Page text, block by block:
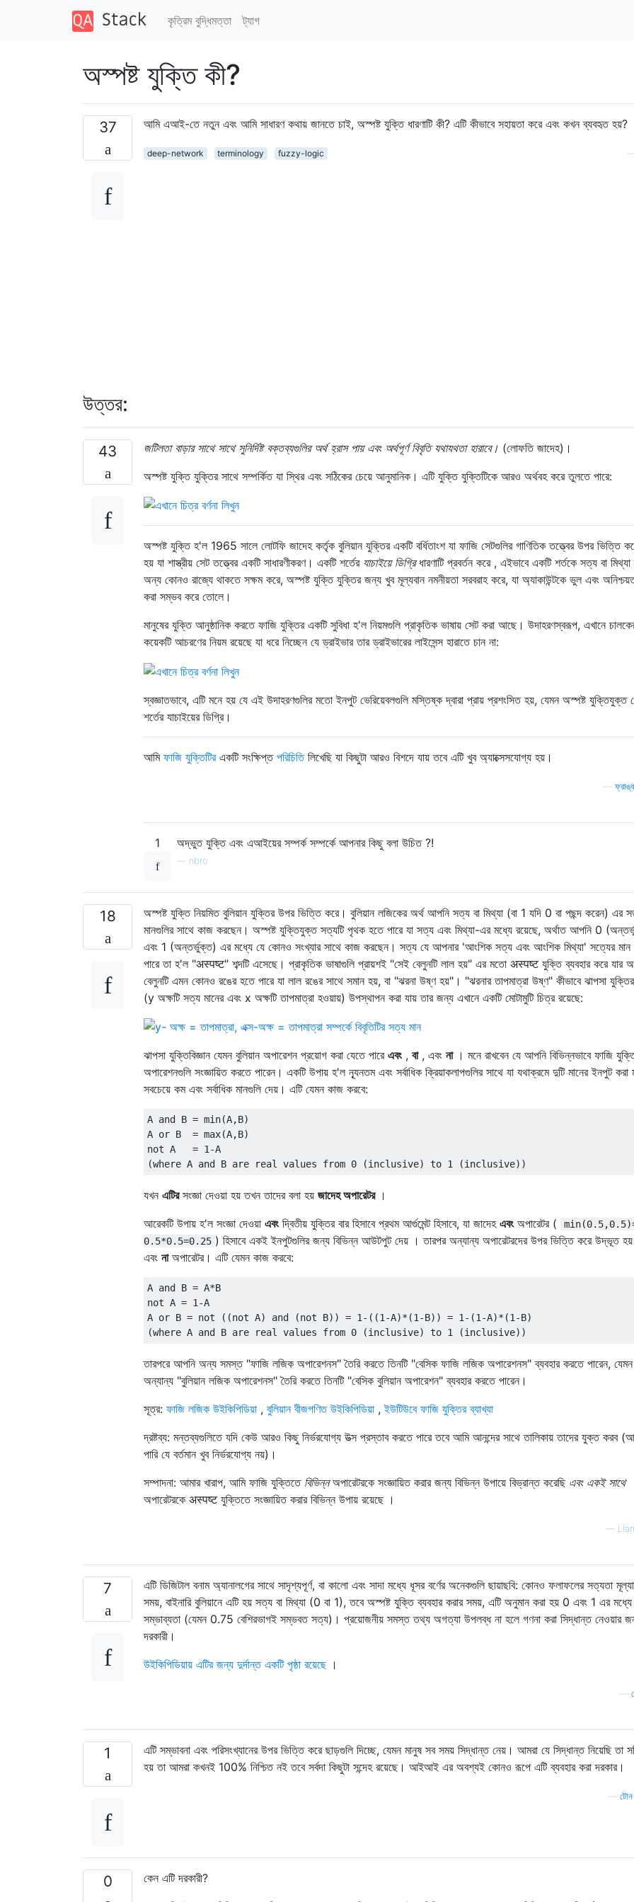
কৃত্রিম বুদ্ধিমত্তা ট্যাগ
অস্পষ্ট যুক্তি কী?
37 আমি এআই-তে নতুন এবং আমি সাধারণ কথায় জানতে চাই, অস্পষ্ট যুক্তি ধারণাটি কী? এটি কীভাবে সহায়তা করে এবং কখন ব্যবহৃত হয়?
deep-network terminology fuzzy-logic
উত্তর:
43 জটিলতা বাড়ার সাথে সাথে সুনির্দিষ্ট বক্তব্যগুলির অর্থ হ্রাস পায় এবং অর্থপূর্ণ বিবৃতি যথাযথতা হারাবে। (লোফতি জাদেহ)।
অস্পষ্ট যুক্তি যুক্তির সাথে সম্পর্কিত যা স্থির এবং সঠিকের চেয়ে আনুমানিক। এটি যুক্তি যুক্তিটিকে আরও অর্থবহ করে তুলতে পারে:
অস্পষ্ট যুক্তি হ'ল 1965 সালে লোটফি জাদেহ কর্তৃক বুলিয়ান যুক্তির একটি বর্ধিতাংশ যা ফাজি সেটগুলির গাণিতিক তত্ত্বের উপর ভিত্তি
হয় যা শাস্ত্রীয় সেট তত্ত্বের একটি সাধারণীকরণ। একটি শর্তের যাচাইয়ে ডিগ্রিধারণাটি প্রবর্তন করে , এইভাবে একটি শর্তকে সত্য বা
অন্য কোনও রাজ্যে থাকতে সক্ষম করে, অস্পষ্ট যুক্তি যুক্তির জন্য খুব মূল্যবান নমনীয়তা সরবরাহ করে, যা অ্যাকাউন্টকে ভুল এবং
করা সম্ভব করে তোলে।
মানুষের যুক্তি আনুষ্ঠানিক করতে ফাজি যুক্তির একটি সুবিধা হ'ল নিয়মগুলি প্রাকৃতিক ভাষায় সেট করা আছে। উদাহরণস্বরূপ, এখানে
কয়েকটি আচরণের নিয়ম রয়েছে যা ধরে নিচ্ছেন যে ড্রাইভার তার ড্রাইভারের লাইসেন্স হারাতে চান না:
স্বজ্ঞাতভাবে, এটি মনে হয় যে এই উদাহরণগুলির মতো ইনপুট ভেরিয়েবলগুলি মস্তিষ্ক দ্বারা প্রায় প্রশংসিত হয়, যেমন অস্পষ্ট যুক্তিযুক্ত
শর্তের যাচাইয়ের ডিগ্রি।
আমি ফাজি যুক্তিটিরএকটি সংক্ষিপ্ত পরিচিতিলিখেছি যা কিছুটা আরও বিশদে যায় তবে এটি খুব অ্যাক্সেসযোগ্য হয়।
—
1 অদ্ভুত যুক্তি এবং এআইয়ের সম্পর্ক সম্পর্কে আপনার কিছু বলা উচিত ?!
nbro
18
অস্পষ্ট যুক্তি নিয়মিত বুলিয়ান যুক্তির উপর ভিত্তি করে। বুলিয়ান লজিকের অর্থ আপনি সত্য বা মিথ্যা (বা 1 যদি 0 বা পছন্দ করেন) এর
মানগুলির সাথে কাজ করছেন। অস্পষ্ট যুক্তিযুক্ত সত্যটি পৃথক হতে পারে যা সত্য এবং মিথ্যা-এর মধ্যে রয়েছে, অর্থাত আপনি 0
এবং 1 (অন্তর্ভুক্ত) এর মধ্যে যে কোনও সংখ্যার সাথে কাজ করছেন। সত্য যে আপনার 'আংশিক সত্য এবং আংশিক মিথ্যা' সত্যের মান
পারে তা হ'ল "अस्पष्ट" শব্দটি এসেছে। প্রাকৃতিক ভাষাগুলি প্রায়শই "সেই বেলুনটি লাল হয়" এর মতো अस्पष्ट যুক্তি ব্যবহার করে যার
বেলুনটি এমন কোনও রঙের হতে পারে যা লাল রঙের সাথে সমান হয়, বা "ঝরনা উষ্ণ হয়"। "ঝরনার তাপমাত্রা উষ্ণ" কীভাবে ঝাপসা যুক্তির
(y অক্ষটি সত্য মানের এবং x অক্ষটি তাপমাত্রা হওয়ায়) উপস্থাপন করা যায় তার জন্য এখানে একটি মোটামুটি চিত্র রয়েছে:
ঝাপসা যুক্তিবিজ্ঞান যেমন বুলিয়ান অপারেশন প্রয়োগ করা যেতে পারে এবং, বা, এবং না। মনে রাখবেন যে আপনি বিভিন্নভাবে ফাজি
অপারেশনগুলি সংজ্ঞায়িত করতে পারেন। একটি উপায় হ'ল ন্যূনতম এবং সর্বাধিক ক্রিয়াকলাপগুলির সাথে যা যথাক্রমে দুটি মানের ইনপুট করা
সবচেয়ে কম এবং সর্বাধিক মানগুলি দেয়। এটি যেমন কাজ করবে:
A and B = min(A,B)
A or B  = max(A,B)
not A   = 1-A
যখন এটিরসংজ্ঞা দেওয়া হয় তখন তাদের বলা হয় জাদেহ অপারেটর।
আরেকটি উপায় হ'ল সংজ্ঞা দেওয়া এবংদ্বিতীয় যুক্তির বার হিসাবে প্রথম আর্গুমেন্ট হিসাবে, যা জাদেহ এবংঅপারেটর (
0.5*0.5=0.25 ) হিসাবে একই ইনপুটগুলির জন্য বিভিন্ন আউটপুট দেয় । তারপর অন্যান্য অপারেটরদের উপর ভিত্তি করে উদ্ভূত হয়
এবং নাঅপারেটর। এটি যেমন কাজ করবে:
A and B = A*B
not A = 1-A
A or B = not ((not A) and (not B)) = 1-((1-A)*(1-B)) = 1-(1-A)*(1-B)
তারপরে আপনি অন্য সমস্ত "ফাজি লজিক অপারেশনস" তৈরি করতে তিনটি "বেসিক ফাজি লজিক অপারেশনস" ব্যবহার করতে পারেন,
অন্যান্য "বুলিয়ান লজিক অপারেশনস" তৈরি করতে তিনটি "বেসিক বুলিয়ান অপারেশন" ব্যবহার করতে পারেন।
সূত্র: ফাজি লজিক উইকিপিডিয়া , বুলিয়ান বীজগণিত উইকিপিডিয়া ,ইউটিউবে ফাজি যুক্তির ব্যাখ্যা
দ্রষ্টব্য: মন্তব্যগুলিতে যদি কেউ আরও কিছু নির্ভরযোগ্য উত্স প্রস্তাব করতে পারে তবে আমি আনন্দের সাথে তালিকায় তাদের যুক্ত করব
পারি যে বর্তমান খুব নির্ভরযোগ্য নয়)।
সম্পাদনা: আমার খারাপ, আমি ফাজি যুক্তিতে বিভিন্নঅপারেটরকে সংজ্ঞায়িত করার জন্য বিভিন্ন উপায়ে বিভ্রান্ত করেছি এবং একই সাথে
অপারেটরকে अस्पष्ट যুক্তিতে সংজ্ঞায়িত করার বিভিন্ন উপায় রয়েছে ।
—
7
এটি ডিজিটাল বনাম অ্যানালগের সাথে সাদৃশ্যপূর্ণ, বা কালো এবং সাদা মধ্যে ধূসর বর্ণের অনেকগুলি ছায়াছবি: কোনও ফলাফলের সত্যতা
সময়, বাইনারি বুলিয়ানে এটি হয় সত্য বা মিথ্যা (0 বা 1), তবে অস্পষ্ট যুক্তি ব্যবহার করার সময়, এটি অনুমান করা হয় 0 এবং 1 এর মধ্যে
সম্ভাব্যতা (যেমন 0.75 বেশিরভাগই সম্ভবত সত্য)। প্রয়োজনীয় সমস্ত তথ্য অগত্যা উপলব্ধ না হলে গণনা করা সিদ্ধান্ত নেওয়ার
দরকারী।
উইকিপিডিয়ায় এটির জন্য দুর্দান্ত একটি পৃষ্ঠা রয়েছে।
1
এটি সম্ভাবনা এবং পরিসংখ্যানের উপর ভিত্তি করে ছাড়গুলি দিচ্ছে, যেমন মানুষ সব সময় সিদ্ধান্ত নেয়। আমরা যে সিদ্ধান্ত নিয়েছি তা
হয় তা আমরা কখনই 100% নিশ্চিত নই তবে সর্বদা কিছুটা সন্দেহ রয়েছে। আইআই এর অবশ্যই কোনও রূপে এটি ব্যবহার করা দরকার।
0
কেন এটি দরকারী?